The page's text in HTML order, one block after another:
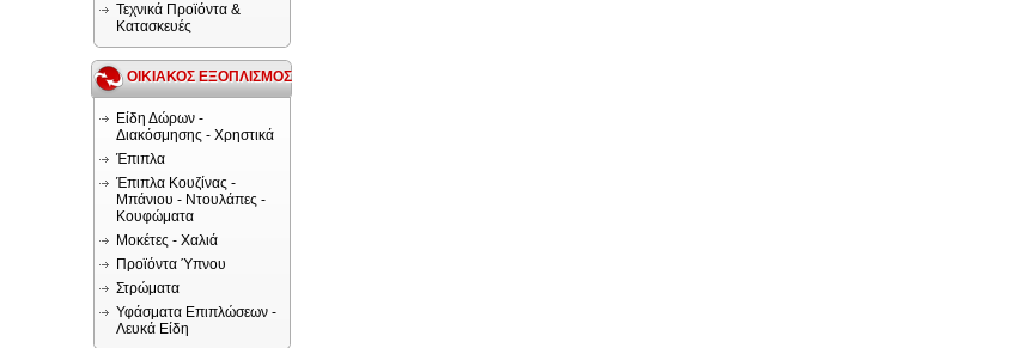
Τεχνικά Προϊόντα &
Κατασκευές
ΟΙΚΙΑΚΟΣ ΕΞΟΠΛΙΣΜΟΣ
Είδη Δώρων -
Διακόσμησης - Χρηστικά
Έπιπλα
Έπιπλα Κουζίνας -
Μπάνιου - Ντουλάπες -
Κουφώματα
Μοκέτες - Χαλιά
Προϊόντα Ύπνου
Στρώματα
Υφάσματα Επιπλώσεων -
Λευκά Είδη